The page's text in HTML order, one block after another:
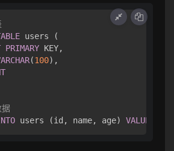
users (
PRIMARY KEY,
(100),
users (id, name, age) VALUES